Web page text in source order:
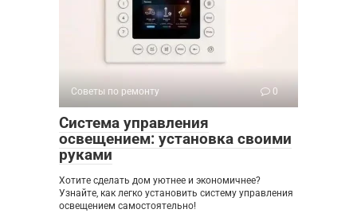
Советы по ремонту 0
Система управления
освещением: установка своими
руками
Хотите сделать дом уютнее и экономичнее?
Узнайте, как легко установить систему управления
освещением самостоятельно!